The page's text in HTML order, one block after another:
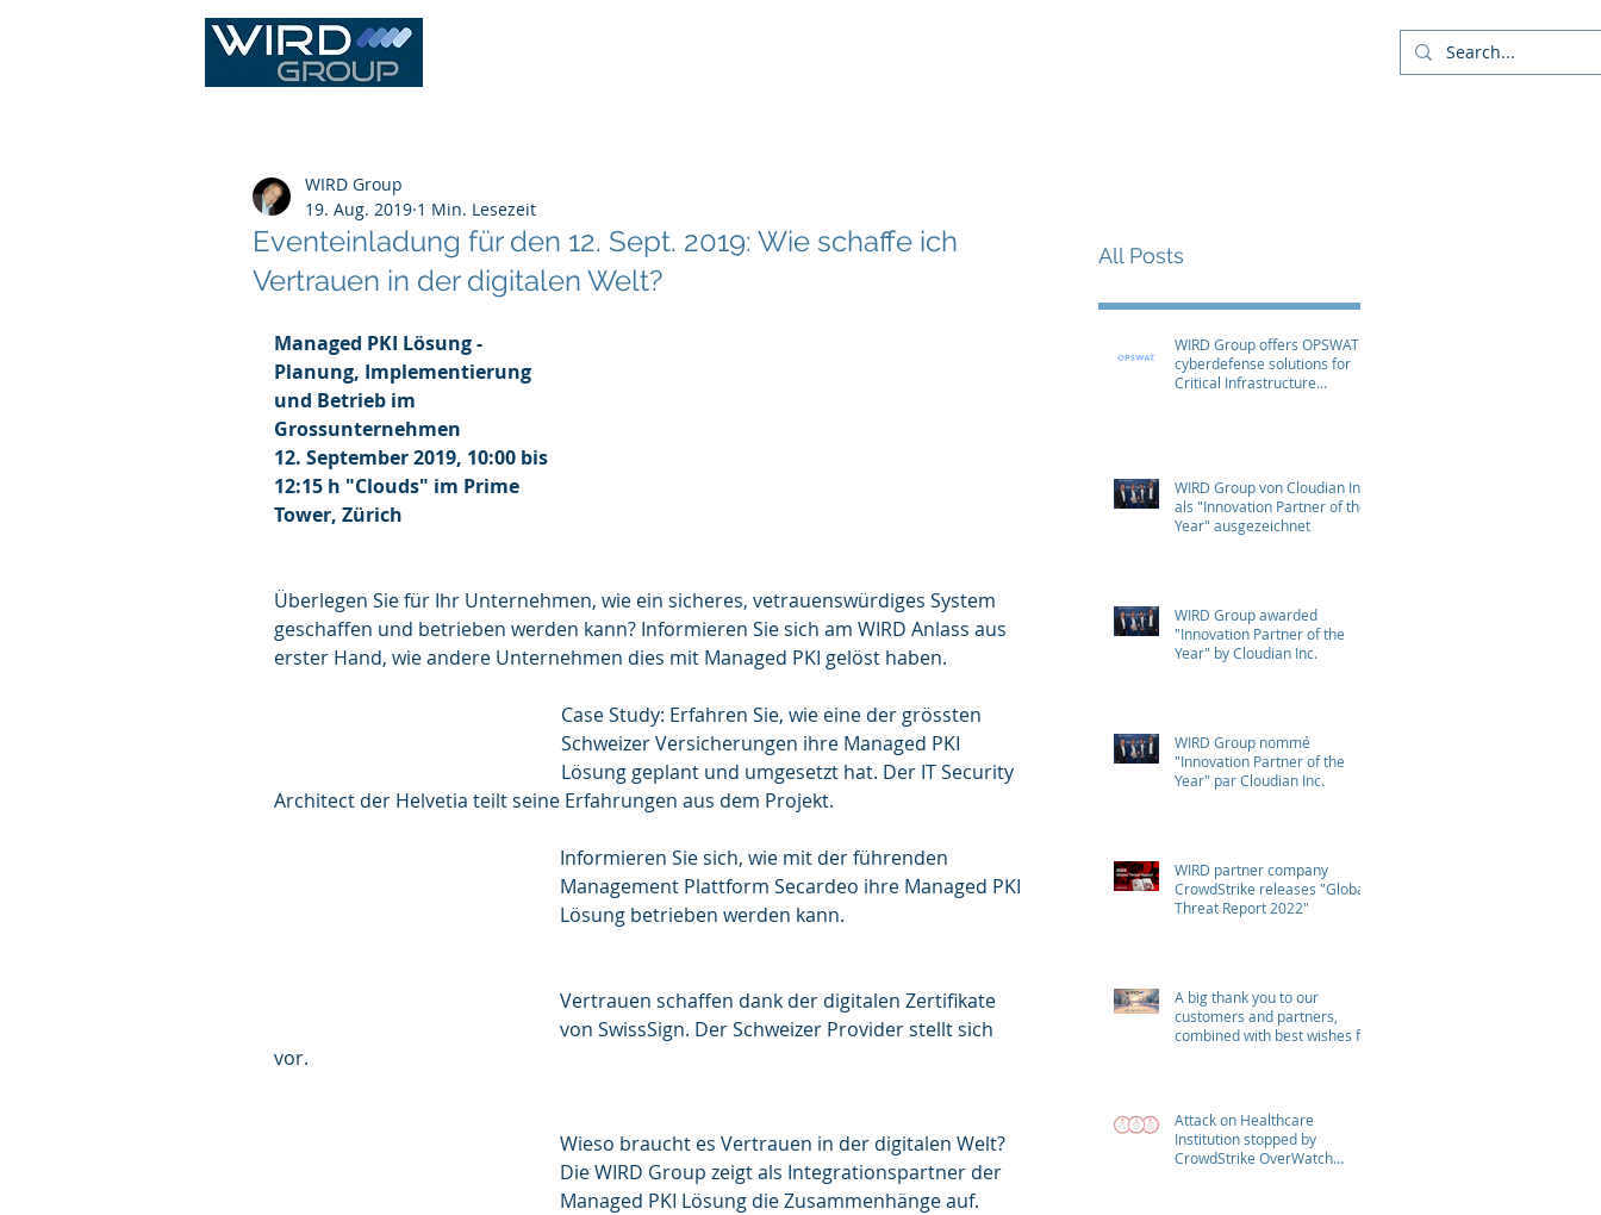
Eventeinladung für den 12. Sept. 2019: Wie schaffe ich
Vertrauen in der digitalen Welt?
WIRD Group
19. Aug. 2019 1 Min. Lesezeit
Managed PKI Lösung -
Planung, Implementierung
und Betrieb im
Grossunternehmen
12. September 2019, 10:00 bis
12:15 h "Clouds" im Prime
Tower, Zürich
Überlegen Sie für Ihr Unternehmen, wie ein sicheres, vetrauenswürdiges System
geschaffen und betrieben werden kann? Informieren Sie sich am WIRD Anlass aus
erster Hand, wie andere Unternehmen dies mit Managed PKI gelöst haben.
Case Study: Erfahren Sie, wie eine der grössten
Schweizer Versicherungen ihre Managed PKI
Lösung geplant und umgesetzt hat. Der IT Security
Architect der Helvetia teilt seine Erfahrungen aus dem Projekt.
Informieren Sie sich, wie mit der führenden
Management Plattform Secardeo ihre Managed PKI
Lösung betrieben werden kann.
Vertrauen schaffen dank der digitalen Zertifikate
von SwissSign. Der Schweizer Provider stellt sich
vor.
Wieso braucht es Vertrauen in der digitalen Welt?
Die WIRD Group zeigt als Integrationspartner der
Managed PKI Lösung die Zusammenhänge auf.
All Posts
WIRD Group offers OPSWAT
cyberdefense solutions for
Critical Infrastructure
WIRD Group von Cloudian Inc.
als "Innovation Partner of the
Year" ausgezeichnet
WIRD Group awarded
"Innovation Partner of the
Year" by Cloudian Inc.
WIRD Group nommé
"Innovation Partner of the
Year" par Cloudian Inc.
WIRD partner company
CrowdStrike releases "Global
Threat Report 2022"
A big thank you to our
customers and partners,
combined with best wishes for
Attack on Healthcare
Institution stopped by
CrowdStrike OverWatch